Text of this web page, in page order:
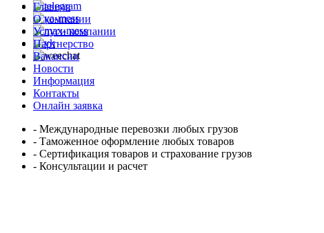
Главная
О компании
Услуги компании
Партнерство
Вакансии
Новости
Информация
Контакты
Онлайн заявка
- Международные перевозки любых грузов
- Таможенное оформление любых товаров
- Сертификация товаров и страхование грузов
- Консультации и расчет